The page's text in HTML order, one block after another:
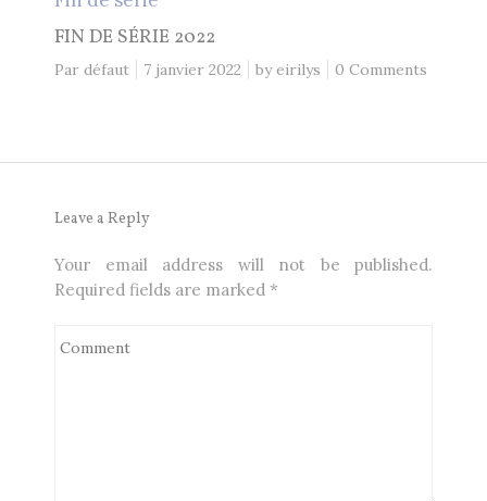
FIN DE SÉRIE 2022
Par défaut 7 janvier 2022 byeirilys 0 Comments
Leave a Reply
Your email address will not be published.
Required fields are marked *